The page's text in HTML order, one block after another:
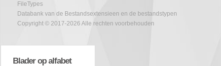
FileTypes
Databank van de Bestandsextensieen en de bestandstypen
Copyright © 2017-2026 Alle rechten voorbehouden
Blader op alfabet